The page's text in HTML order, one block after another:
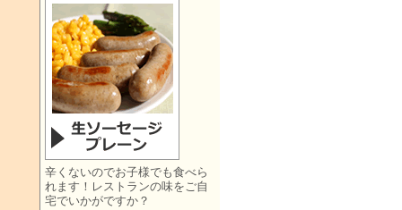
辛くないのでお子様でも食べら
れます！レストランの味をご自
宅でいかがですか？